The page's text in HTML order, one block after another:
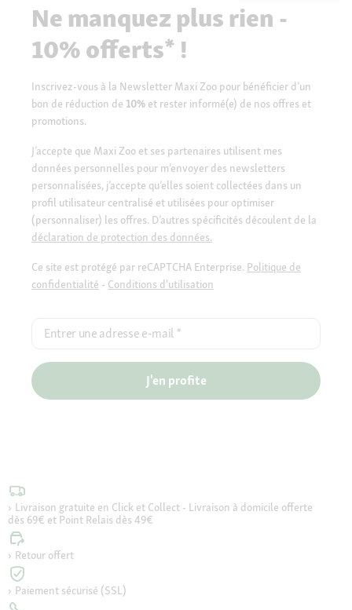
Ne manquez plus rien -
10% offerts* !
Inscrivez-vous à la Newsletter Maxi Zoo pour bénéficier d’un
bon de réduction de 10% et rester informé(e) de nos offres et
promotions.
J’accepte que Maxi Zoo et ses partenaires utilisent mes
données personnelles pour m’envoyer des newsletters
personnalisées, j’accepte qu’elles soient collectées dans un
profil utilisateur centralisé et utilisées pour optimiser
(personnaliser) les offres. D’autres spécificités découlent de la
déclaration de protection des données.
Ce site est protégé par reCAPTCHA Enterprise. Politique de
confidentialité - Conditions d'utilisation
Entrer une adresse e-mail *
J'en profite
Livraison gratuite en Click et Collect - Livraison à domicile offerte
dès 69€ et Point Relais dès 49€
Retour offert
Paiement sécurisé (SSL)